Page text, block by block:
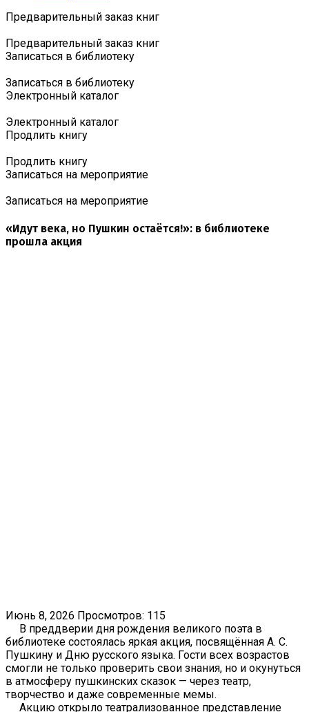
Предварительный заказ книг
Предварительный заказ книг
Записаться в библиотеку
Записаться в библиотеку
Электронный каталог
Электронный каталог
Продлить книгу
Продлить книгу
Записаться на мероприятие
Записаться на мероприятие
«Идут века, но Пушкин остаётся!»: в библиотеке
прошла акция
Июнь 8, 2026 Просмотров: 115
В преддверии дня рождения великого поэта в
библиотеке состоялась яркая акция, посвящённая А. С.
Пушкину и Дню русского языка. Гости всех возрастов
смогли не только проверить свои знания, но и окунуться
в атмосферу пушкинских сказок — через театр,
творчество и даже современные мемы.
Акцию открыло театрализованное представление